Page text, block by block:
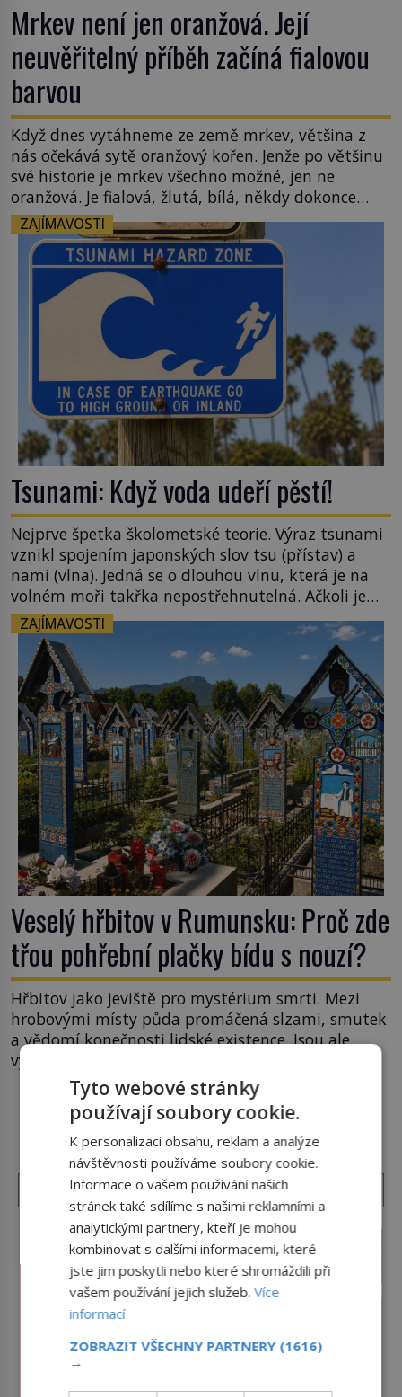
Mrkev není jen oranžová. Její
neuvěřitelný příběh začíná fialovou
barvou
Když dnes vytáhneme ze země mrkev, většina z
nás očekává sytě oranžový kořen. Jenže po většinu
své historie je mrkev všechno možné, jen ne
oranžová. Je fialová, žlutá, bílá, někdy dokonce
téměř černá. Až díky stovkám let pečlivého
šlechtění se z ní stává zelenina, bez které si českou
zahradu ani nedokážeme představit. Její příběh je
ZAJÍMAVOSTI
Tsunami: Když voda udeří pěstí!
Nejprve špetka školometské teorie. Výraz tsunami
vznikl spojením japonských slov tsu (přístav) a
nami (vlna). Jedná se o dlouhou vlnu, která je na
volném moři takřka nepostřehnutelná. Ačkoli je
vlnová délka tsunami i 300 kilometrů, výška vlny
na volném moři je maximálně 1,5 metru. Máme se
podobné obří vlny obávat i v Evropě? Vznik
tsunami si […]
ZAJÍMAVOSTI
Veselý hřbitov v Rumunsku: Proč zde
třou pohřební plačky bídu s nouzí?
Hřbitov jako jeviště pro mystérium smrti. Mezi
hrobovými místy půda promáčená slzami, smutek
a vědomí konečnosti lidské existence. Jsou ale
výjimky, kde pohřební plačky smutně žmoulají
kapesníky nikoli při smutečním obřadu, ale při
pohledu na výši vyměřené podpory
v nezaměstnanosti. Kam vás pozveme? Unikátní
hřbitov, který si vysloužil název „Veselý“, najdeme
v rumunské vesnici Sapanta, nedaleko hranic […]
DALŠÍ ČLÁNKY Z RUBRIKY ›
Tyto webové stránky
používají soubory cookie.
K personalizaci obsahu, reklam a analýze
návštěvnosti používáme soubory cookie.
Informace o vašem používání našich
stránek také sdílíme s našimi reklamními a
analytickými partnery, kteří je mohou
kombinovat s dalšími informacemi, které
jste jim poskytli nebo které shromáždili při
vašem používání jejich služeb.Více
informací
ZOBRAZIT VŠECHNY PARTNERY (1616)
→